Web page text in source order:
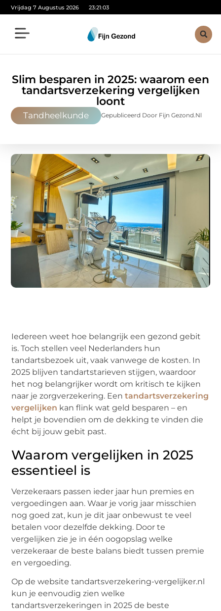
Vrijdag 7 Augustus 2026 23:21:05
Slim besparen in 2025: waarom een
tandartsverzekering vergelijken
loont
Tandheelkunde Gepubliceerd Door Fijn Gezond.nl
Iedereen weet hoe belangrijk een gezond gebit
is. Toch stellen veel Nederlanders hun
tandartsbezoek uit, vaak vanwege de kosten. In
2025 blijven tandartstarieven stijgen, waardoor
het nog belangrijker wordt om kritisch te kijken
naar je zorgverzekering. Eentandartsverzekering
vergelijken kan flink wat geld besparen – en
helpt je bovendien om de dekking te vinden die
écht bij jouw gebit past.
Waarom vergelijken in 2025
essentieel is
Verzekeraars passen ieder jaar hun premies en
vergoedingen aan. Waar je vorig jaar misschien
nog goed zat, kun je dit jaar onbewust te veel
betalen voor dezelfde dekking. Door te
vergelijken zie je in één oogopslag welke
verzekeraar de beste balans biedt tussen premie
en vergoeding.
Op de website tandartsverzekering-vergelijker.nl
kun je eenvoudig zien welke
tandartsverzekeringen in 2025 de beste